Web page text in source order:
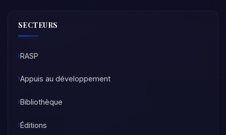
SECTEURS
RASP
Appuis au développement
Bibliothèque
Éditions